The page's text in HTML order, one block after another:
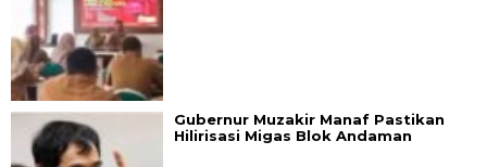
Gubernur Muzakir Manaf Pastikan
Hilirisasi Migas Blok Andaman